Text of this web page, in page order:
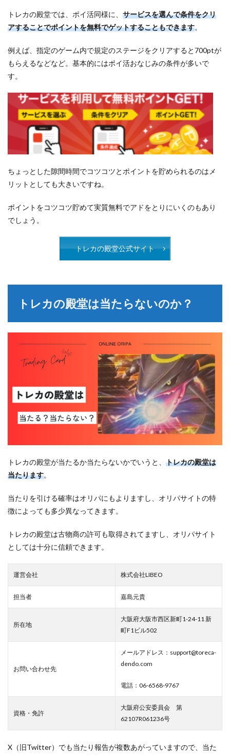
トレカの殿堂では、ポイ活同様に、 サービスを選んで条件をクリ
アすることでポイントを無料でゲットすることもできます。
例えば、指定のゲーム内で規定のステージをクリアすると700ptが
もらえるなどなど。基本的にはポイ活おなじみの条件が多いで
す。
ちょっとした隙間時間でコツコツとポイントを貯められるのはメ
リットとしても大きいですね。
ポイントをコツコツ貯めて実質無料でアドをとりにいくのもあり
でしょう。
トレカの殿堂公式サイト
トレカの殿堂は当たらないのか？
トレカの殿堂が当たるか当たらないかでいうと、 トレカの殿堂は
当たります。
当たりを引ける確率はオリパにもよりますし、オリパサイトの特
徴によっても多少異なってきます。
トレカの殿堂は古物商の許可も取得されてますし、オリパサイト
としては十分に信頼できます。
運営会社 株式会社LIBEO
担当者 嘉島元貴
所在地
大阪府大阪市西区新町1-24-11 新
町F1ビル502
お問い合わせ先
メールアドレス：support@toreca-
dendo.com
電話：06-6568-9767
資格・免許
大阪府公安委員会 第
62107R061236号
X（旧Twitter）でも当たり報告が複数あがっていますので、当た